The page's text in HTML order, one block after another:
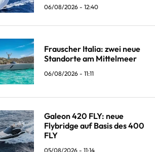
06/08/2026 - 12:40
Frauscher Italia: zwei neue
Standorte am Mittelmeer
06/08/2026 - 11:11
Galeon 420 FLY: neue
Flybridge auf Basis des 400
FLY
05/08/2026 - 11:14